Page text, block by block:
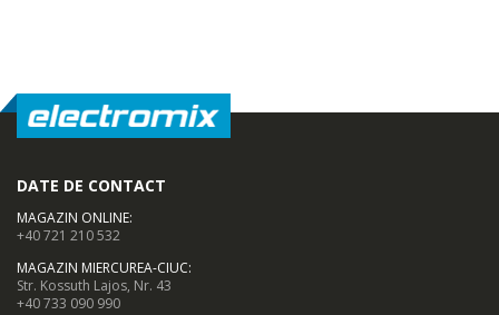
DATE DE CONTACT
MAGAZIN ONLINE:
+40 721 210 532
MAGAZIN MIERCUREA-CIUC:
Str. Kossuth Lajos, Nr. 43
+40 733 090 990